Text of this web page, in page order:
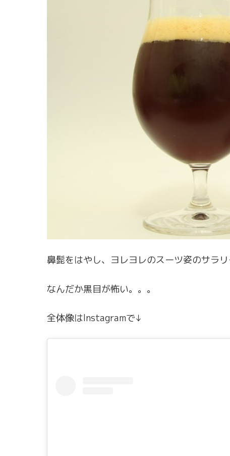
鼻髭をはやし、ヨレヨレのスーツ姿のサラ
なんだか黒目が怖い。。。
全体像はInstagramで↓